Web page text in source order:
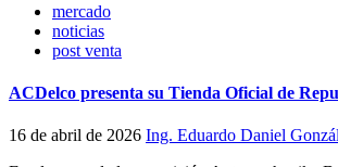
mercado
noticias
post venta
ACDelco presenta su Tienda Oficial de
16 de abril de 2026 Ing. Eduardo Daniel